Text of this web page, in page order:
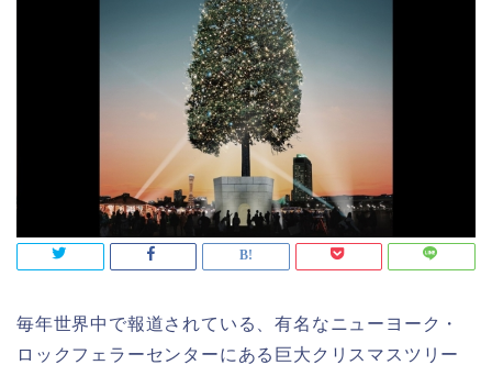
毎年世界中で報道されている、有名なニューヨーク・
ロックフェラーセンターにある巨大クリスマスツリー